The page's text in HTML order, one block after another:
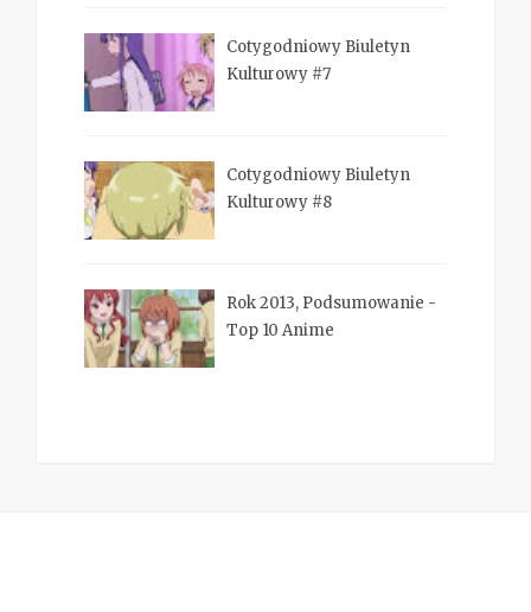
Cotygodniowy Biuletyn
Kulturowy #7
Cotygodniowy Biuletyn
Kulturowy #8
Rok 2013, Podsumowanie -
Top 10 Anime